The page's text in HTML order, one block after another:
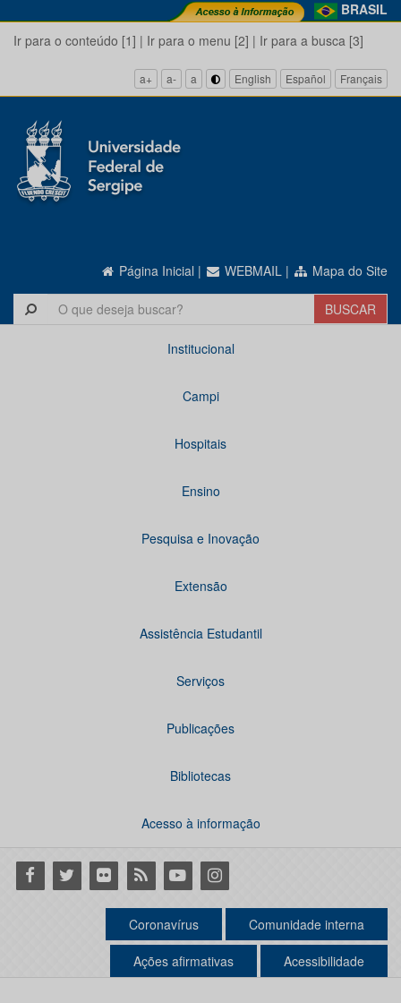
BRASIL
Ir para o conteúdo [1] | Ir para o menu [2] | Ir para a busca [3]
a+ a- a English Español Français
Página Inicial | WEBMAIL | Mapa do Site
Institucional
Campi
Hospitais
Ensino
Pesquisa e Inovação
Extensão
Assistência Estudantil
Serviços
Publicações
Bibliotecas
Acesso à informação
Facebook
Twitter Flickr RSS YoutubeInstagram
Coronavírus Comunidade interna
Ações afirmativas Acessibilidade